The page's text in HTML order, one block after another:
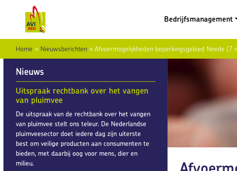
Bedrijfsmanagement
Home » Nieuwsberichten »Afvoermogelijkheden beperkingsgebied Neede (7
Nieuws
Uitspraak rechtbank over het vangen
van pluimvee
De uitspraak van de rechtbank over het vangen
van pluimvee stelt ons teleur. De Nederlandse
pluimveesector doet iedere dag zijn uiterste
best om veilige producten aan consumenten te
bieden, met daarbij oog voor mens, dier en
milieu.